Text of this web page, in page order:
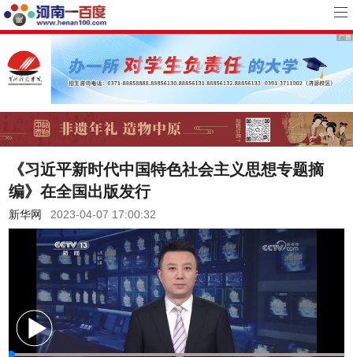
《习近平新时代中国特色社会主义思想专题摘
编》在全国出版发行
新华网 2023-04-07 17:00:32